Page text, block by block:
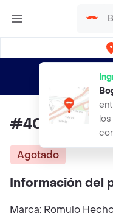
envíos
#40 Zapato
Agotado
Información del
Marca: Romulo